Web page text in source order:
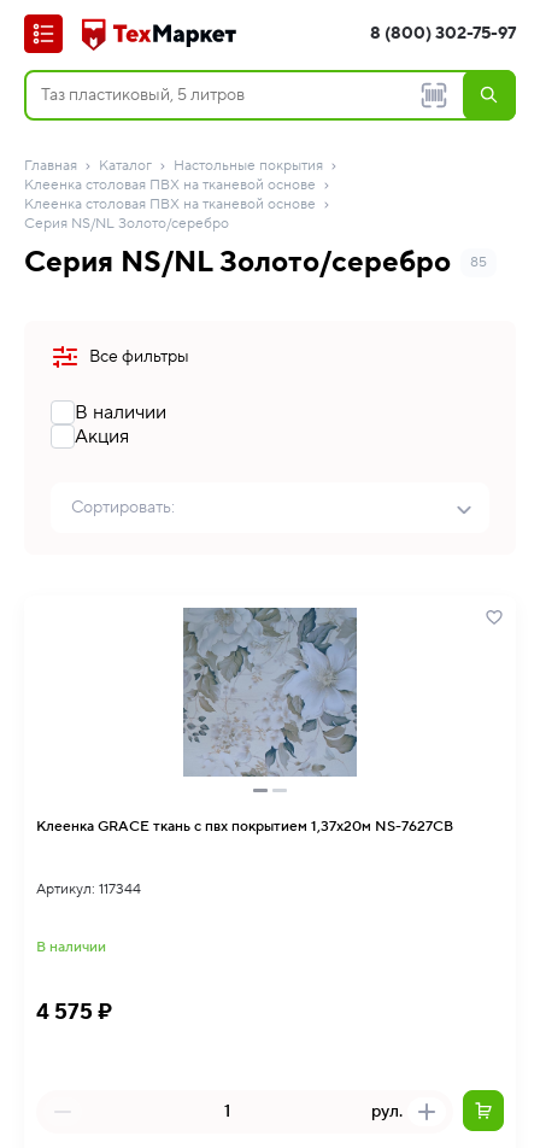
8 (800) 302-75-97
Главная Каталог
Настольные покрытия
Клеенка столовая ПВХ на тканевой основе
Клеенка столовая ПВХ на тканевой основе
Серия NS/NL Золото/серебро
Серия NS/NL Золото/серебро 85
Все фильтры
В наличии
Акция
Сортировать:
Клеенка GRACE ткань с пвх покрытием 1,37х20м NS-7627CB
Артикул: 117344
В наличии
4 575 ₽
рул.